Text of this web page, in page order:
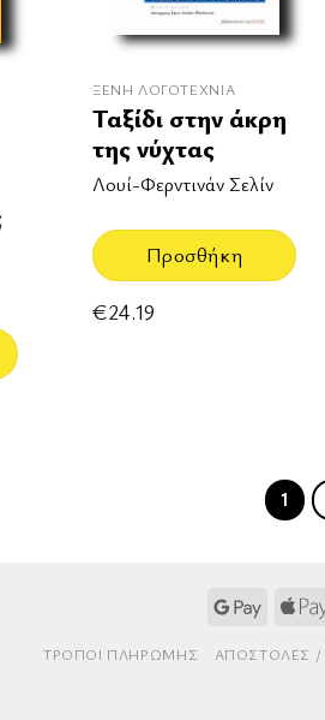
ΞΈΝΗ ΛΟΓΟΤΕΧΝΊΑ
Ταξίδι στην άκρη
της νύχτας
Λουί-Φερντινάν Σελίν
Προσθήκη
€24.19
1
Google
ΤΡΌΠΟΙ ΠΛΗΡΩΜΉΣ AΠΟΣΤΟΛΈΣ /